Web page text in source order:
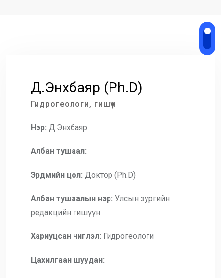
Д.Энхбаяр (Ph.D)
Гидрогеологи, гишүүн
Нэр: Д.Энхбаяр
Албан тушаал:
Эрдмийн цол: Доктор (Ph.D)
Албан тушаалын нэр: Улсын зургийн
редакцийн гишүүн
Хариуцсан чиглэл: Гидрогеологи
Цахилгаан шуудан: